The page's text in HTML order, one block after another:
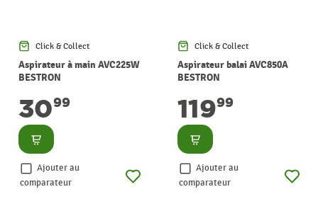
Click & Collect
Aspirateur à main AVC225W
BESTRON
3099
Consulter
Ajouter au
comparateur
Click & Collect
Aspirateur balai AVC850A
BESTRON
11999
Consulter
Ajouter au
comparateur